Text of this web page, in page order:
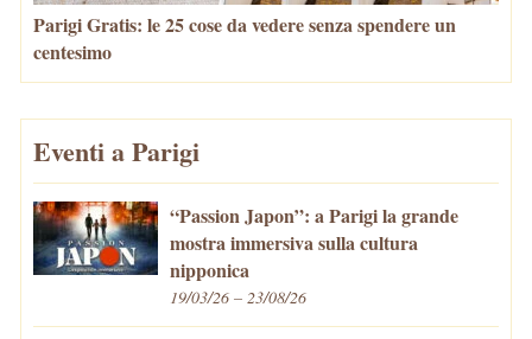
Parigi Gratis: le 25 cose da vedere senza spendere un
centesimo
Eventi a Parigi
“Passion Japon”: a Parigi la grande
mostra immersiva sulla cultura
nipponica
19/03/26 – 23/08/26